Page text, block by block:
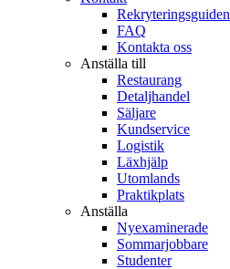
Rekryteringsguiden
FAQ
Kontakta oss
Anställa till
Restaurang
Detaljhandel
Säljare
Kundservice
Logistik
Läxhjälp
Utomlands
Praktikplats
Anställa
Nyexaminerade
Sommarjobbare
Studenter